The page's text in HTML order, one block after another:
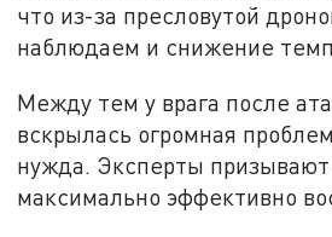
что из-за пресловутой
наблюдаем и снижение
Между тем у врага после
вскрылась огромная
нужда. Эксперты
максимально эффективно